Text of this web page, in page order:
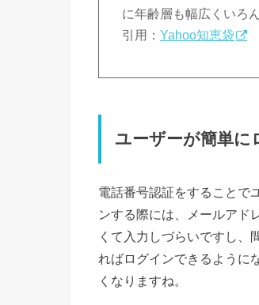
に年齢層も幅広くいろ
引用：Yahoo知恵袋
ユーザーが簡単
電話番号認証をすることで
ンする際には、メールアド
くて入力しづらいですし、
ればログインできるように
くなりますね。